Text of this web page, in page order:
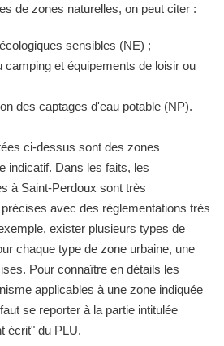
de zones naturelles, on peut citer :
sensibles (NE) ;
camping et équipements de loisir ou
des captages d'eau potable (NP).
ci-dessus sont des zones
indicatif. Dans les faits, les
à Saint-Perdoux sont très
avec des règlementations très
exister plusieurs types de
chaque type de zone urbaine, une
Pour connaître en détails les
applicables à une zone indiquée
se reporter à la partie intitulée
écrit" du PLU.